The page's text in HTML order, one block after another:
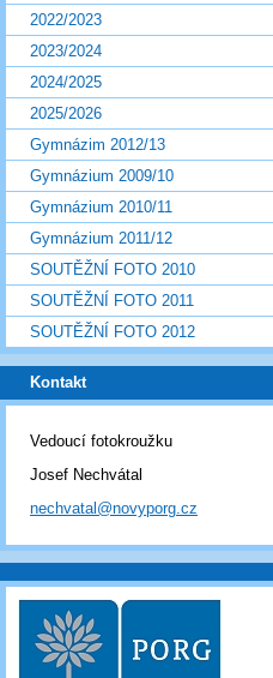
2022/2023
2023/2024
2024/2025
2025/2026
Gymnázim 2012/13
Gymnázium 2009/10
Gymnázium 2010/11
Gymnázium 2011/12
SOUTĚŽNÍ FOTO 2010
SOUTĚŽNÍ FOTO 2011
SOUTĚŽNÍ FOTO 2012
Kontakt
Vedoucí fotokroužku
Josef Nechvátal
nechvatal@novyporg.cz